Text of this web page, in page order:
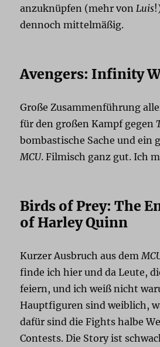
anzuknüpfen (mehr von Luis
dennoch mittelmäßig.
Avengers: Infinity
Große Zusammenführung
für den großen Kampf gegen
bombastische Sache und ein
MCU. Filmisch ganz gut. Ich
Birds of Prey: The
of Harley Quinn
Kurzer Ausbruch aus dem
finde ich hier und da Leute,
feiern, und ich weiß nicht
Hauptfiguren sind weiblich,
dafür sind die Fights halbe
Contests. Die Story ist